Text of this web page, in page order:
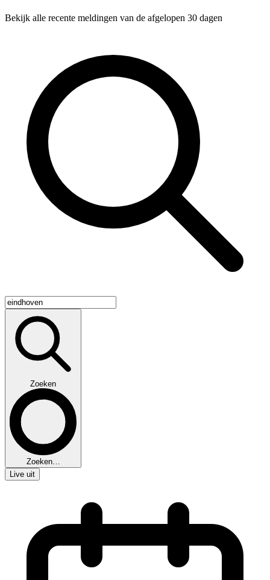
Bekijk alle recente meldingen van de afgelopen 30 dagen
Zoeken
Zoeken…
Live uit